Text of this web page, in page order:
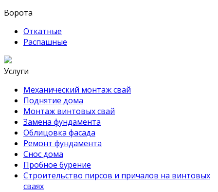
Ворота
Откатные
Распашные
Услуги
Механический монтаж свай
Поднятие дома
Монтаж винтовых свай
Замена фундамента
Облицовка фасада
Ремонт фундамента
Снос дома
Пробное бурение
Строительство пирсов и причалов на винтовых
сваях